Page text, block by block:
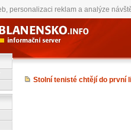
personalizaci reklam a analýze
cz.js v /js/cz.js na poslat-
a svátek má Soběslav
Stolní tenisté chtějí do první